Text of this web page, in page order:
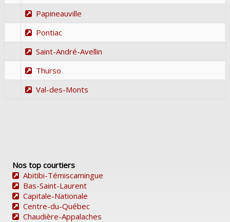
Papineauville
Pontiac
Saint-André-Avellin
Thurso
Val-des-Monts
Nos top courtiers
Abitibi-Témiscamingue
Bas-Saint-Laurent
Capitale-Nationale
Centre-du-Québec
Chaudière-Appalaches